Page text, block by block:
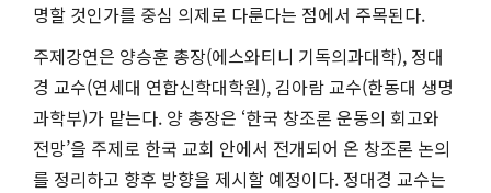
명할 것인가를 중심 의제로 다룬다는 점에서 주목된다.
주제강연은 양승훈 총장(에스와티니 기독의과대학), 정대
경 교수(연세대 연합신학대학원), 김아람 교수(한동대 생명
과학부)가 맡는다. 양 총장은 ‘한국 창조론 운동의 회고와
전망’을 주제로 한국 교회 안에서 전개되어 온 창조론 논의
를 정리하고 향후 방향을 제시할 예정이다. 정대경 교수는